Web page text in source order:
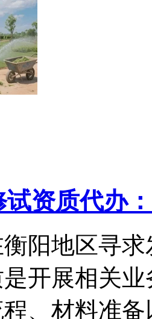
资质代办
阳地区寻
开展相关
、材料准